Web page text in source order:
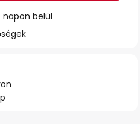
napon belül